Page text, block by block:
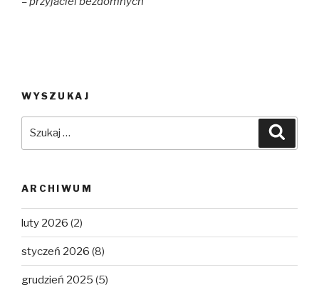
WYSZUKAJ
ARCHIWUM
luty 2026 (2)
styczeń 2026 (8)
grudzień 2025 (5)